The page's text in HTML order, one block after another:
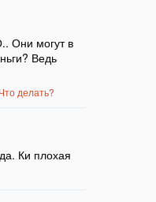
Они могут в
Ведь
делать?
Ки плохая